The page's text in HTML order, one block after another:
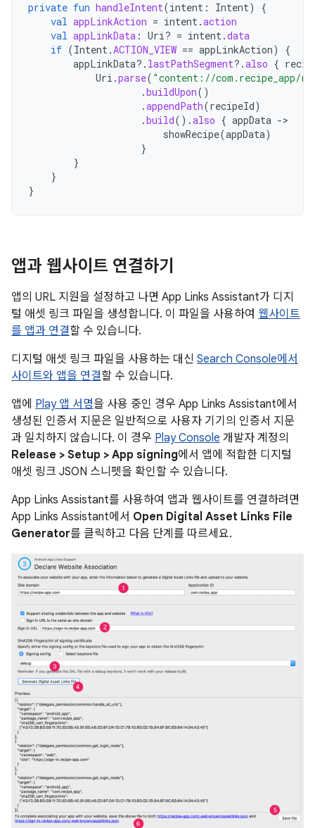
private fun handleIntent(intent : Intent)
{
val appLinkAction = intent.action
val appLinkData : Uri? = intent.data
if (Intent.ACTION_VIEW == appLinkAction)
{
appLinkData?. lastPathSegment?.also {
Uri .parse( "content://com.recipe_app/
.buildUpon()
.appendPath(recipeId)
.build().also { appData -
showRecipe(appData)
}
}
}
}
앱과 웹사이트 연결하기
앱의 URL 지원을 설정하고 나면 App Links Assistant가 디지
털 애셋 링크 파일을 생성합니다. 이 파일을 사용하여 웹사이트
를 앱과 연결할 수 있습니다.
디지털 애셋 링크 파일을 사용하는 대신 Search Console에서
사이트와 앱을 연결할 수 있습니다.
앱에 Play 앱 서명을 사용 중인 경우 App Links Assistant에서
생성된 인증서 지문은 일반적으로 사용자 기기의 인증서 지문
과 일치하지 않습니다. 이 경우 Play Console 개발자 계정의
Release > Setup > App signing에서 앱에 적합한 디지털
애셋 링크 JSON 스니펫을 확인할 수 있습니다.
App Links Assistant를 사용하여 앱과 웹사이트를 연결하려면
App Links Assistant에서 Open Digital Asset Links File
Generator를 클릭하고 다음 단계를 따르세요.